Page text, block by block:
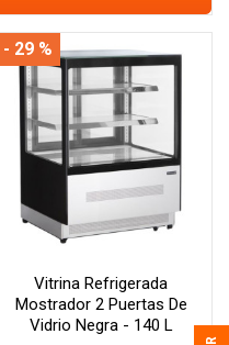
Vitrina Refrigerada
Mostrador 2 Puertas De
Vidrio Negra - 140 L
- 29 %